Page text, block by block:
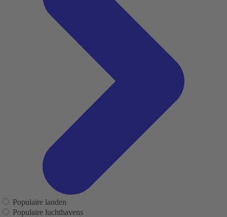
Populaire landen
Populaire luchthavens